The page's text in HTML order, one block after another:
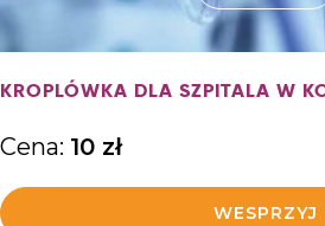
KROPLÓWKA DLA SZPITALA W
Cena: 10 zł
WESPRZYJ